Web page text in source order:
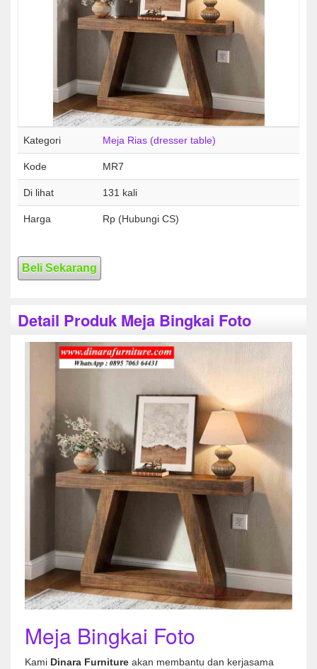
Kategori Meja Rias (dresser table)
Kode MR7
Di lihat 131 kali
Harga Rp (Hubungi CS)
Beli Sekarang
Detail Produk Meja Bingkai Foto
Meja Bingkai Foto
Kami Dinara Furniture akan membantu dan kerjasama